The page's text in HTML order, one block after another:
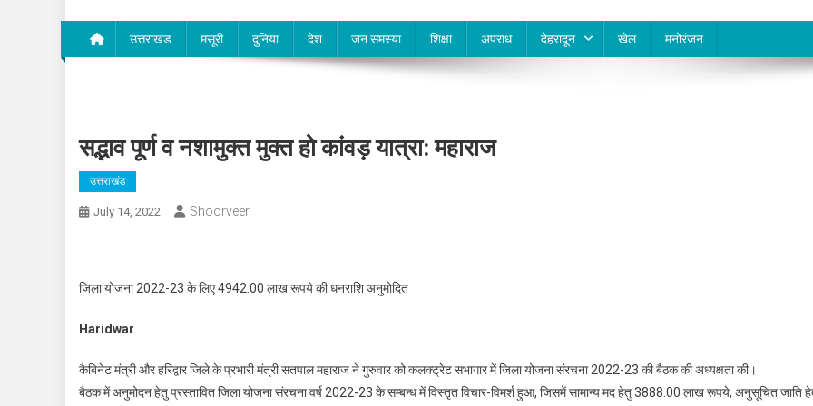
उत्तराखंड मसूरी दुनिया देश जन समस्या शिक्षा अपराध देहरादून खेल मनोरंजन
सद्भाव पूर्ण व नशामुक्त मुक्त हो कांवड़ यात्रा: महाराज
उत्तराखंड
July 14, 2022 Shoorveer
जिला योजना 2022-23 के लिए 4942.00 लाख रूपये की धनराशि अनुमोदित
Haridwar
कैबिनेट मंत्री और हरिद्वार जिले के प्रभारी मंत्री सतपाल महाराज ने गुरुवार को कलक्ट्रेट सभागार में जिला योजना संरचना 2022-23 की बैठक की अध्यक्षता की।
बैठक में अनुमोदन हेतु प्रस्तावित जिला योजना संरचना वर्ष 2022-23 के सम्बन्ध में विस्तृत विचार-विमर्श हुआ, जिसमें सामान्य मद हेतु 3888.00 लाख रूपये, अनुसूचित जाति